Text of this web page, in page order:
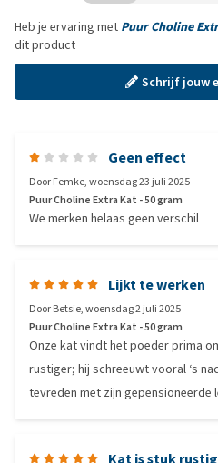
Heb je ervaring met Puur Choline
dit product
Schrijf jouw
Geen effect
DoorFemke,woensdag 23 juli 2025
Puur Choline Extra Kat - 50 gram
We merken helaas geen verschil
Lijkt te werken
DoorBetsie,woensdag 2 juli 2025
Puur Choline Extra Kat - 50 gram
Onze kat vindt het poeder prima
rustiger; hij schreeuwt vooral ‘s
tevreden met zijn gepensioneerde
Kat is stuk